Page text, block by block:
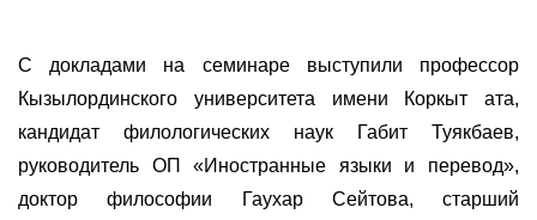
С докладами на семинаре выступили профессор
Кызылординского университета имени Коркыт ата,
кандидат филологических наук Габит Туякбаев,
руководитель ОП «Иностранные языки и перевод»,
доктор философии Гаухар Сейтова, старший